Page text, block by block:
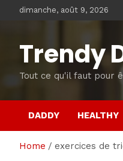
dimanche, août 9, 2026
Trendy
Tout ce qu'il faut pour
DADDY HEALTHY
Home exercices de